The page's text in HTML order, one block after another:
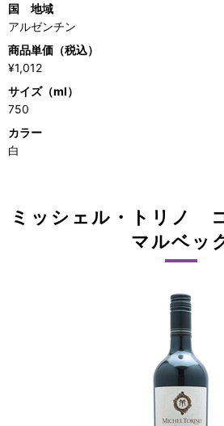
国 地域
アルゼンチン
商品単価（税込）
¥1,012
サイズ（ml）
750
カラー
白
ミッシェル・トリノ
マルベッ